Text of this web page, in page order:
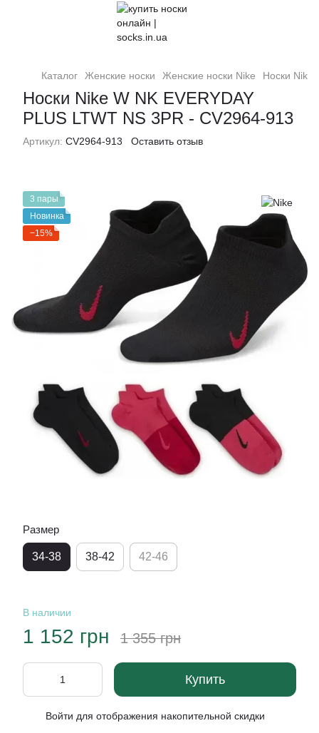
Каталог Женские носки Женские носки Nike Носки Nike
Носки Nike W NK EVERYDAY
PLUS LTWT NS 3PR - CV2964-913
Артикул: CV2964-913 Оставить отзыв
3 пары
Новинка
−15%
Размер
34-38 38-42 42-46
В наличии
1 152 грн 1 355 грн
Купить
Войти для отображения накопительной скидки